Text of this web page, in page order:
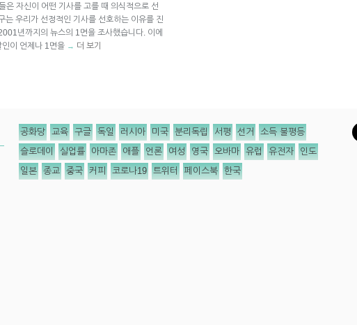
은 자신이 어떤 기사를 고를 때 의식적으로 선
우리가 선정적인 기사를 선호하는 이유를 진
년까지의 뉴스의 1면을 조사했습니다. 이에
이 언제나 1면을 → 더 보기
공화당 교육 구글 독일 러시아 미국 분리독립 서평 선거 소득 불평등
슬로데이 실업률 아마존 애플 언론 여성 영국 오바마 유럽 유전자 인도
일본 종교 중국 커피 코로나19 트위터 페이스북 한국